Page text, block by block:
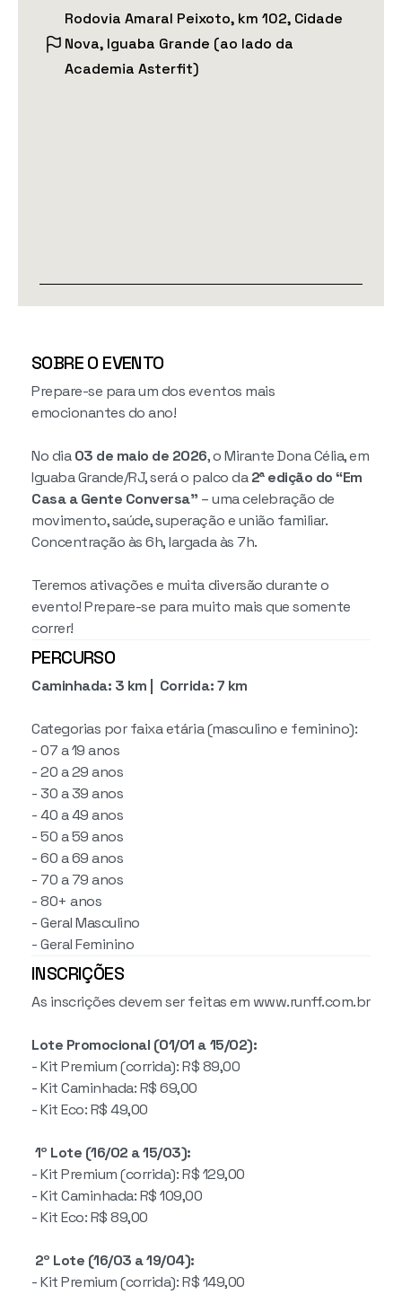
Rodovia Amaral Peixoto, km 102, Cidade
Nova, Iguaba Grande (ao lado da
Academia Asterfit)
SOBRE O EVENTO
Prepare-se para um dos eventos mais
emocionantes do ano!
No dia03 de maio de 2026, o Mirante Dona Célia, em
Iguaba Grande/RJ, será o palco da2ª edição do “Em
Casa a Gente Conversa” – uma celebração de
movimento, saúde, superação e união familiar.
Concentração às 6h, largada às 7h.
Teremos ativações e muita diversão durante o
evento! Prepare-se para muito mais que somente
correr!
PERCURSO
Caminhada: 3 km | Corrida: 7 km
Categorias por faixa etária (masculino e feminino):
- 07 a 19 anos
- 20 a 29 anos
- 30 a 39 anos
- 40 a 49 anos
- 50 a 59 anos
- 60 a 69 anos
- 70 a 79 anos
- 80+ anos
- Geral Masculino
- Geral Feminino
INSCRIÇÕES
As inscrições devem ser feitas em www.runff.com.br
Lote Promocional (01/01 a 15/02):
- Kit Premium (corrida): R$ 89,00
- Kit Caminhada: R$ 69,00
- Kit Eco: R$ 49,00
1º Lote (16/02 a 15/03):
- Kit Premium (corrida): R$ 129,00
- Kit Caminhada: R$ 109,00
- Kit Eco: R$ 89,00
2º Lote (16/03 a 19/04):
- Kit Premium (corrida): R$ 149,00